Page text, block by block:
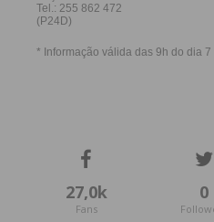
27,0k
Fans
0